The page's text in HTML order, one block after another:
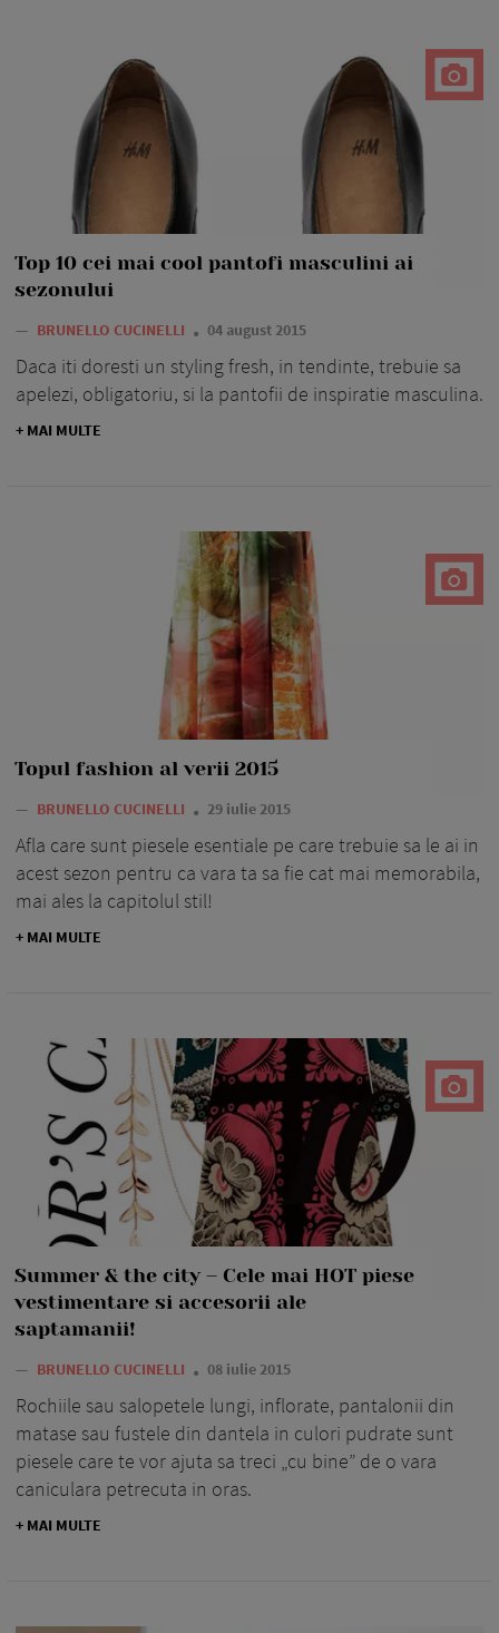
Top 10 cei mai cool pantofi masculini ai
sezonului
— BRUNELLO CUCINELLI 04 august 2015
Daca iti doresti un styling fresh, in tendinte, trebuie sa
apelezi, obligatoriu, si la pantofii de inspiratie masculina.
+ MAI MULTE
Topul fashion al verii 2015
— BRUNELLO CUCINELLI 29 iulie 2015
Afla care sunt piesele esentiale pe care trebuie sa le ai in
acest sezon pentru ca vara ta sa fie cat mai memorabila,
mai ales la capitolul stil!
+ MAI MULTE
Summer & the city – Cele mai HOT piese
vestimentare si accesorii ale
saptamanii!
— BRUNELLO CUCINELLI 08 iulie 2015
Rochiile sau salopetele lungi, inflorate, pantalonii din
matase sau fustele din dantela in culori pudrate sunt
piesele care te vor ajuta sa treci „cu bine” de o vara
caniculara petrecuta in oras.
+ MAI MULTE